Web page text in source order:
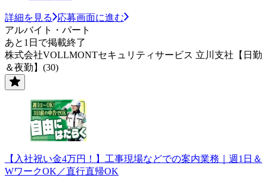
詳細を見る
応募画面に進む
アルバイト・パート
あと1日で掲載終了
株式会社VOLLMONTセキュリティサービス 立川支社【日勤
＆夜勤】(30)
【入社祝い金4万円！】工事現場などでの案内業務｜週1日＆
WワークOK／直行直帰OK